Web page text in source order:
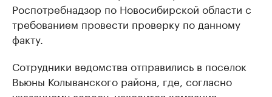
Роспотребнадзор по Новосибирской области с
требованием провести проверку по данному
факту.
Сотрудники ведомства отправились в поселок
Вьюны Колыванского района, где, согласно